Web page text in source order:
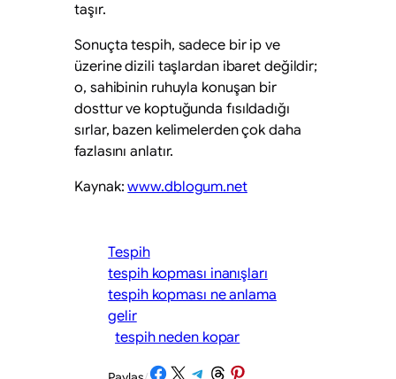
taşır.
Sonuçta tespih, sadece bir ip ve
üzerine dizili taşlardan ibaret değildir;
o, sahibinin ruhuyla konuşan bir
dosttur ve koptuğunda fısıldadığı
sırlar, bazen kelimelerden çok daha
fazlasını anlatır.
Kaynak:www.dblogum.net
Tespih
tespih kopması inanışları
tespih kopması ne anlama
gelir
tespih neden kopar
Share on Facebook Share on X Share on Telegram Share on Threads Share on Pinterest